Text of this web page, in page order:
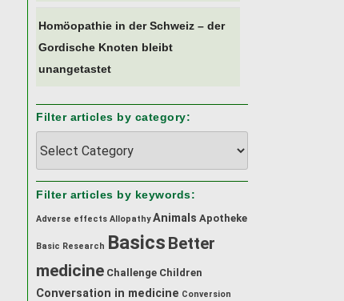
Homöopathie in der Schweiz – der
Gordische Knoten bleibt
unangetastet
Filter articles by category:
articles
category:
Filter articles by keywords:
Adverse effects Allopathy Animals Apotheke
Basic Research Basics Better
medicine Challenge Children
Conversation in medicine Conversion